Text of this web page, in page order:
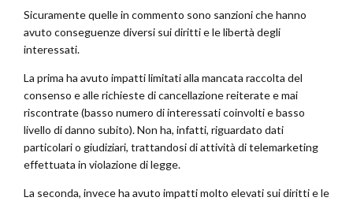
Sicuramente quelle in commento sono sanzioni che hanno
avuto conseguenze diversi sui diritti e le libertà degli
interessati.
La prima ha avuto impatti limitati alla mancata raccolta del
consenso e alle richieste di cancellazione reiterate e mai
riscontrate (basso numero di interessati coinvolti e basso
livello di danno subito). Non ha, infatti, riguardato dati
particolari o giudiziari, trattandosi di attività di telemarketing
effettuata in violazione di legge.
La seconda, invece ha avuto impatti molto elevati sui diritti e le